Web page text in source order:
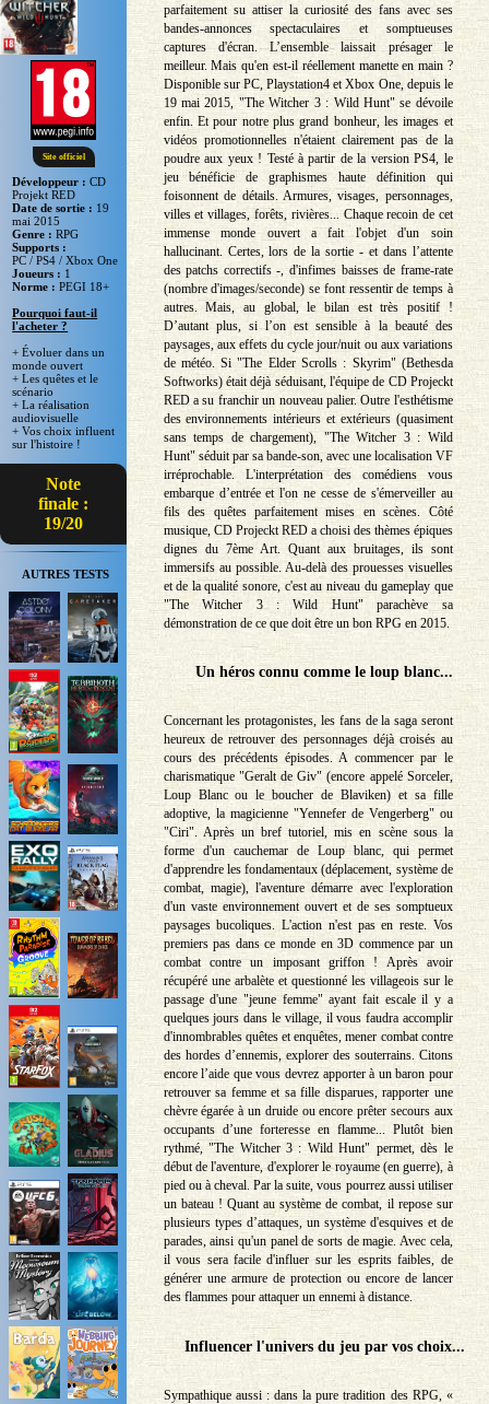
Site officiel
Développeur :CD
Projekt RED
Date de sortie : 19
mai 2015
Genre :RPG
Supports :
PC / PS4 / Xbox One
Joueurs : 1
Norme :PEGI 18+
Pourquoi faut-il
l'acheter ?
+ Évoluer dans un
monde ouvert
+ Les quêtes et le
scénario
+ La réalisation
audiovisuelle
+ Vos choix influent
sur l'histoire !
Note
finale :
19/20
AUTRES TESTS
parfaitement su attiser la curiosité des fans avec ses
bandes-annonces spectaculaires et somptueuses
captures d'écran. L’ensemble laissait présager le
meilleur. Mais qu'en est-il réellement manette en main ?
Disponible sur PC, Playstation4 et Xbox One, depuis le
19 mai 2015, "The Witcher 3 : Wild Hunt" se dévoile
enfin. Et pour notre plus grand bonheur, les images et
vidéos promotionnelles n'étaient clairement pas de la
poudre aux yeux ! Testé à partir de la version PS4, le
jeu bénéficie de graphismes haute définition qui
foisonnent de détails. Armures, visages, personnages,
villes et villages, forêts, rivières... Chaque recoin de cet
immense monde ouvert a fait l'objet d'un soin
hallucinant. Certes, lors de la sortie - et dans l’attente
des patchs correctifs -, d'infimes baisses de frame-rate
(nombre d'images/seconde) se font ressentir de temps à
autres. Mais, au global, le bilan est très positif !
D’autant plus, si l’on est sensible à la beauté des
paysages, aux effets du cycle jour/nuit ou aux variations
de météo. Si "The Elder Scrolls : Skyrim" (Bethesda
Softworks) était déjà séduisant, l'équipe de CD Projeckt
RED a su franchir un nouveau palier. Outre l'esthétisme
des environnements intérieurs et extérieurs (quasiment
sans temps de chargement), "The Witcher 3 : Wild
Hunt" séduit par sa bande-son, avec une localisation VF
irréprochable. L'interprétation des comédiens vous
embarque d’entrée et l'on ne cesse de s'émerveiller au
fils des quêtes parfaitement mises en scènes. Côté
musique, CD Projeckt RED a choisi des thèmes épiques
dignes du 7ème Art. Quant aux bruitages, ils sont
immersifs au possible. Au-delà des prouesses visuelles
et de la qualité sonore, c'est au niveau du gameplay que
"The Witcher 3 : Wild Hunt" parachève sa
démonstration de ce que doit être un bon RPG en 2015.
Un héros connu comme le loup blanc...
Concernant les protagonistes, les fans de la saga seront
heureux de retrouver des personnages déjà croisés au
cours des précédents épisodes. A commencer par le
charismatique "Geralt de Giv" (encore appelé Sorceler,
Loup Blanc ou le boucher de Blaviken) et sa fille
adoptive, la magicienne "Yennefer de Vengerberg" ou
"Ciri". Après un bref tutoriel, mis en scène sous la
forme d'un cauchemar de Loup blanc, qui permet
d'apprendre les fondamentaux (déplacement, système de
combat, magie), l'aventure démarre avec l'exploration
d'un vaste environnement ouvert et de ses somptueux
paysages bucoliques. L'action n'est pas en reste. Vos
premiers pas dans ce monde en 3D commence par un
combat contre un imposant griffon ! Après avoir
récupéré une arbalète et questionné les villageois sur le
passage d'une "jeune femme" ayant fait escale il y a
quelques jours dans le village, il vous faudra accomplir
d'innombrables quêtes et enquêtes, mener combat contre
des hordes d’ennemis, explorer des souterrains. Citons
encore l’aide que vous devrez apporter à un baron pour
retrouver sa femme et sa fille disparues, rapporter une
chèvre égarée à un druide ou encore prêter secours aux
occupants d’une forteresse en flamme... Plutôt bien
rythmé, "The Witcher 3 : Wild Hunt" permet, dès le
début de l'aventure, d'explorer le royaume (en guerre), à
pied ou à cheval. Par la suite, vous pourrez aussi utiliser
un bateau ! Quant au système de combat, il repose sur
plusieurs types d’attaques, un système d'esquives et de
parades, ainsi qu'un panel de sorts de magie. Avec cela,
il vous sera facile d'influer sur les esprits faibles, de
générer une armure de protection ou encore de lancer
des flammes pour attaquer un ennemi à distance.
Influencer l'univers du jeu par vos choix...
Sympathique aussi : dans la pure tradition des RPG, «